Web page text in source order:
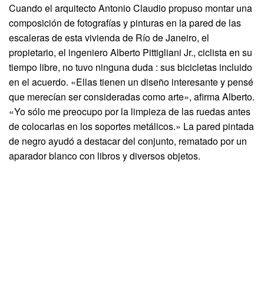
Cuando el arquitecto Antonio Claudio propuso montar una
composición de fotografías y pinturas en la pared de las
escaleras de esta vivienda de Río de Janeiro, el
propietario, el ingeniero Alberto Pittigliani Jr., ciclista en su
tiempo libre, no tuvo ninguna duda : sus bicicletas incluido
en el acuerdo. «Ellas tienen un diseño interesante y pensé
que merecían ser consideradas como arte», afirma Alberto.
«Yo sólo me preocupo por la limpieza de las ruedas antes
de colocarlas en los soportes metálicos.» La pared pintada
de negro ayudó a destacar del conjunto, rematado por un
aparador blanco con libros y diversos objetos.